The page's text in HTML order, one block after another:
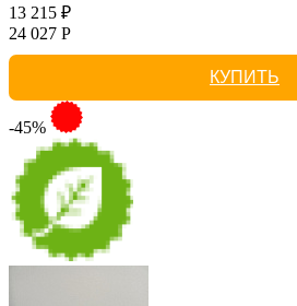
13 215 ₽
24 027 Р
КУПИТЬ
-45%